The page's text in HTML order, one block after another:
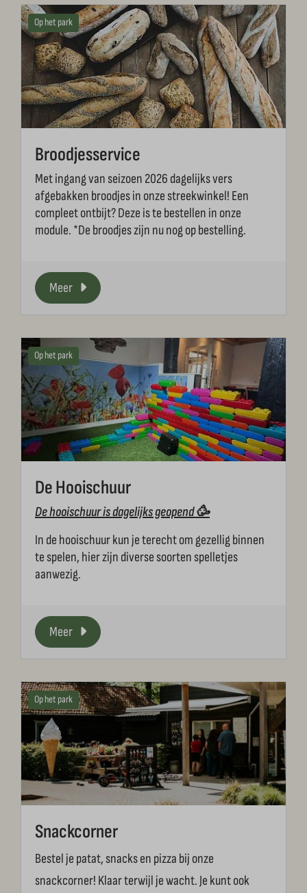
Op het park
Broodjesservice
Met ingang van seizoen 2026 dagelijks vers
afgebakken broodjes in onze streekwinkel! Een
compleet ontbijt? Deze is te bestellen in onze
module. *De broodjes zijn nu nog op bestelling.
Meer
Op het park
De Hooischuur
De hooischuur is dagelijks geopend 🥳
In de hooischuur kun je terecht om gezellig binnen
te spelen, hier zijn diverse soorten spelletjes
aanwezig.
Meer
Op het park
Snackcorner
Bestel je patat, snacks en pizza bij onze
snackcorner! Klaar terwijl je wacht. Je kunt ook